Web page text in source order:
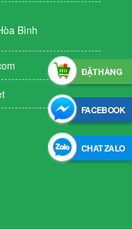
Bình
ĐẶT HÀNG
FACEBOOK
CHAT ZALO